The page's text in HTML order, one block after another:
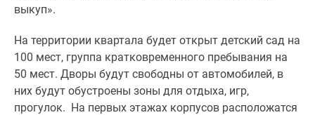
Подмосковья
Студии
комнатные
комнатные
выкуп».
На территории квартала будет открыт детский сад на
100 мест, группа кратковременного пребывания на
50 мест. Дворы будут свободны от автомобилей, в
них будут обустроены зоны для отдыха, игр,
прогулок. На первых этажах корпусов расположатся